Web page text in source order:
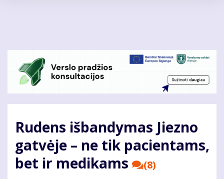
Rudens išbandymas Jiezno
gatvėje – ne tik pacientams,
bet ir medikams
(8)